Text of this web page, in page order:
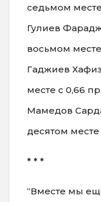
седьмом
Гулиев
восьмом
Гаджиев
месте с 0,66
Мамедов
десятом месте
* * *
“Вместе мы